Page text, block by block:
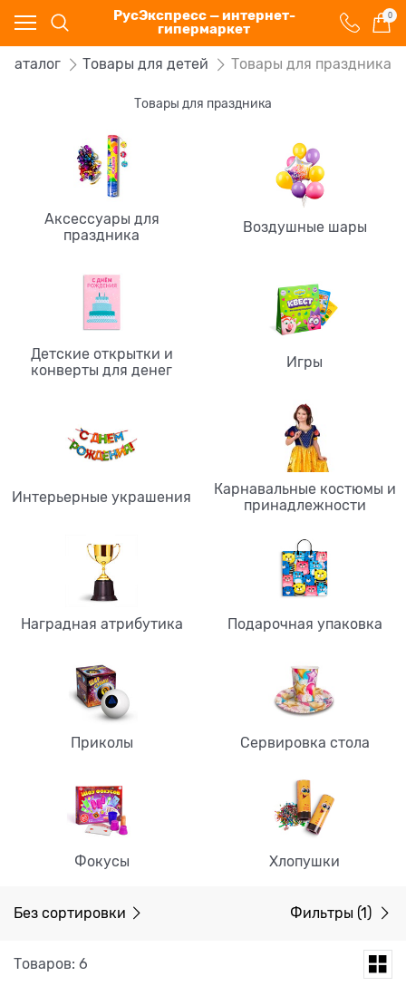
РусЭкспресс — интернет-
гипермаркет
0
Каталог Товары для детей Товары для праздника
Товары для праздника
Аксессуары для
праздника
Воздушные шары
Детские открытки и
конверты для денег
Игры
Интерьерные украшения
Карнавальные костюмы и
принадлежности
Наградная атрибутика Подарочная упаковка
Приколы Сервировка стола
Фокусы Хлопушки
Без сортировки Фильтры (1)
Товаров: 6